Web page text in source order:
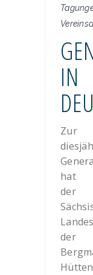
IN
Zur
hat
der
der